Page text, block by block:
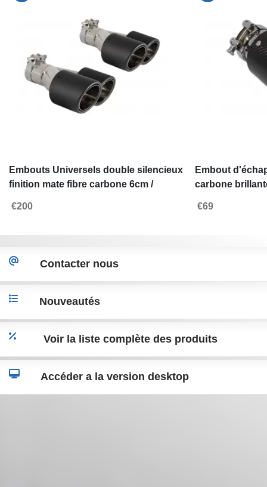
Embouts Universels double silencieux
finition mate fibre carbone 6cm /
€200
Embout
carbone
€69
Contacter nous
Nouveautés
Voir la liste complète des produits
Accéder a la version desktop